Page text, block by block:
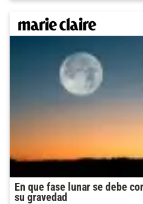
En que fase lunar se debe
su gravedad